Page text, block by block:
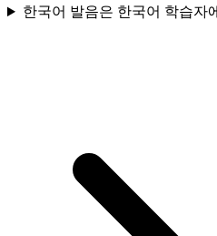
한국어 발음은 한국어 학습자